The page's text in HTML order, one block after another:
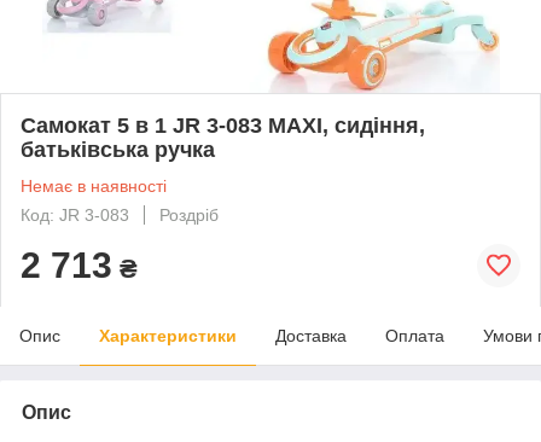
Самокат 5 в 1 JR 3-083 MAXI, сидіння,
батьківська ручка
Немає в наявності
Код: JR 3-083
Роздріб
2 713 ₴
Опис Характеристики Доставка Оплата Умови
Опис